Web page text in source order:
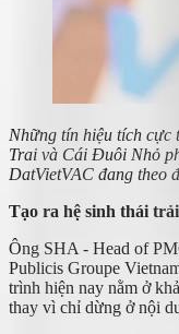
Những tín hiệu tích cực
Trai và Cái Đuôi Nhỏ
DatVietVAC đang theo
Tạo ra hệ sinh thái
Ông SHA - Head of
Publicis Groupe
trình hiện nay nằm ở
thay vì chỉ dừng ở nội